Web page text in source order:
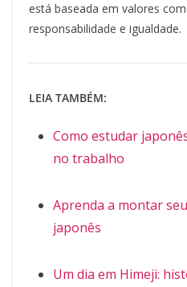
está baseada em valores
responsabilidade e igualdade.
LEIA TAMBÉM:
Como estudar
no trabalho
Aprenda a montar
japonês
Um dia em Himeji: